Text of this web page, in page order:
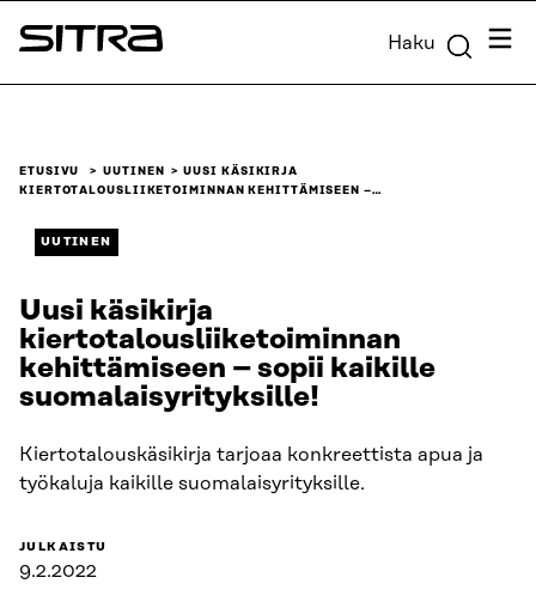
Siirry
suoraan
Sitra Haku
ETUSIVU UUTINEN
UUSI KÄSIKIRJA
KIERTOTALOUSLIIKETOIMINNAN KEHITTÄMISEEN –…
UUTINEN
Uusi käsikirja
kiertotalousliiketoiminnan
kehittämiseen – sopii kaikille
suomalaisyrityksille!
Kiertotalouskäsikirja tarjoaa konkreettista apua ja
työkaluja kaikille suomalaisyrityksille.
JULKAISTU
9.2.2022